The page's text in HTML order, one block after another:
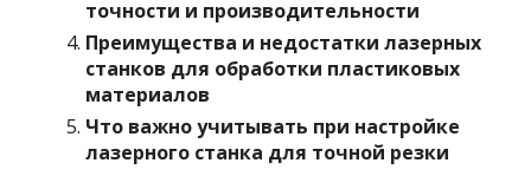
точности и производительности
Преимущества и недостатки лазерных
станков для обработки пластиковых
материалов
Что важно учитывать при настройке
лазерного станка для точной резки